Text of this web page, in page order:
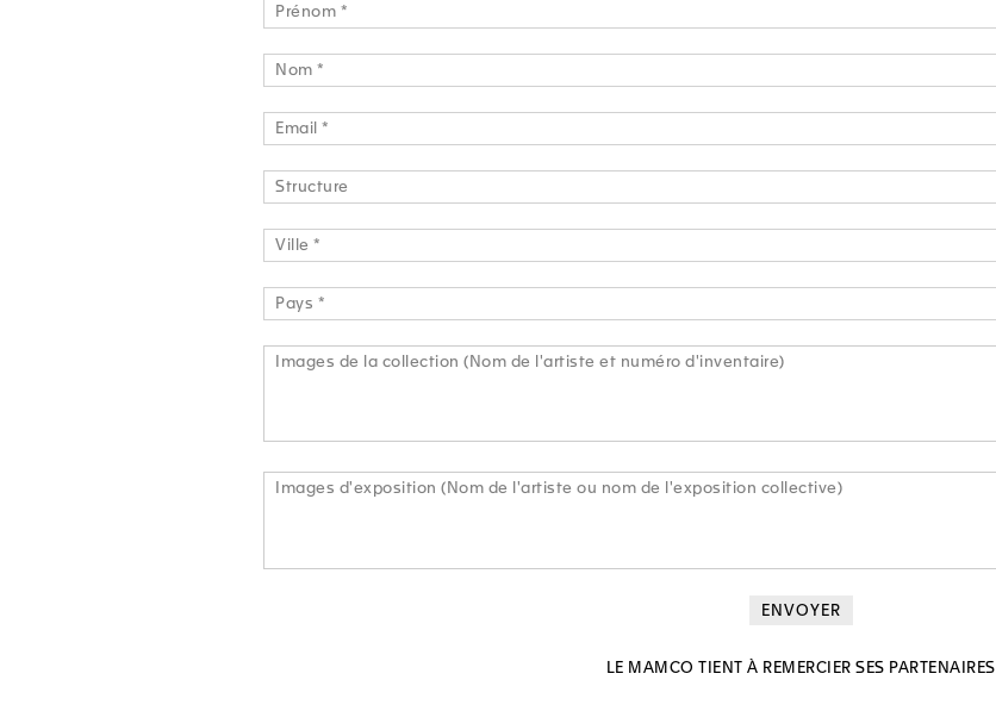
ENVOYER
Prénom *
Nom *
Email *
Structure
Ville *
Pays *
Images de la collection (Nom de l'artiste et numéro d'inventaire)
Images d'exposition (Nom de l'artiste ou nom de l'exposition collective)
LE MAMCO TIENT À REMERCIER SES PARTENAIRES